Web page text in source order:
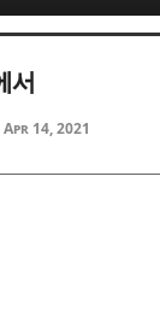
서
Apr 14, 2021
케치북5
케치북5
케치북5
케치북5